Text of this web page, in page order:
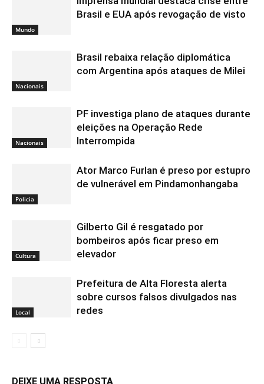
Mundo
Brasil e EUA após revogação de visto
Nacionais
Brasil rebaixa relação diplomática
com Argentina após ataques de Milei
Nacionais
PF investiga plano de ataques durante
eleições na Operação Rede
Interrompida
Policia
Ator Marco Furlan é preso por estupro
de vulnerável em Pindamonhangaba
Cultura
Gilberto Gil é resgatado por
bombeiros após ficar preso em
elevador
Local
Prefeitura de Alta Floresta alerta
sobre cursos falsos divulgados nas
redes
DEIXE UMA RESPOSTA